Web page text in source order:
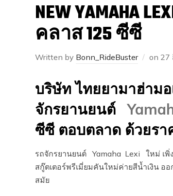
NEW YAMAHA
คลาส
Written by Bonn_RideBuster on 27
บริษัท ไทยยามาฮ่ามอ
จักรยานยนต์
ซีซี ตอบตลาด ด้วยรา
รถจักรยานยนต์ Yamaha Lexi ใหม่ เพิ่
สกู๊ตเตอร์พรีเมี่ยมคันใหม่ค่ายสีน้ำเงิน อ
สมัย